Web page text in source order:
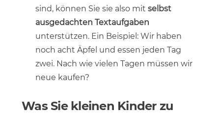
sind, können Sie sie also mit selbst
ausgedachten Textaufgaben
unterstützen. Ein Beispiel: Wir haben
noch acht Äpfel und essen jeden Tag
zwei. Nach wie vielen Tagen müssen wir
neue kaufen?
Was Sie kleinen Kinder zu